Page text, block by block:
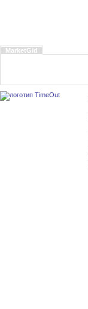
MarketGid